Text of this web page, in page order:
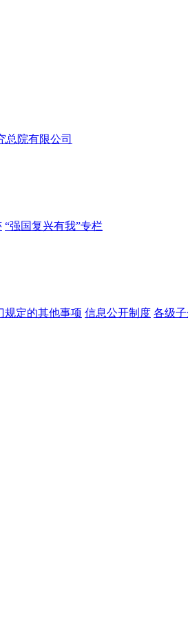
总院有限公司
“强国复兴有我”专栏
规定的其他事项 信息公开制度 各级